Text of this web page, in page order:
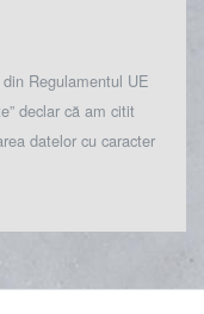
Regulamentul UE
declar că am citit
datelor cu caracter